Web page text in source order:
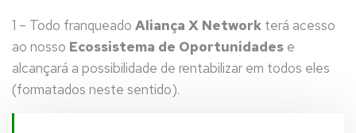
1 – Todo franqueado Aliança X Network terá acesso
ao nosso Ecossistema de Oportunidades e
alcançará a possibilidade de rentabilizar em todos eles
(formatados neste sentido).